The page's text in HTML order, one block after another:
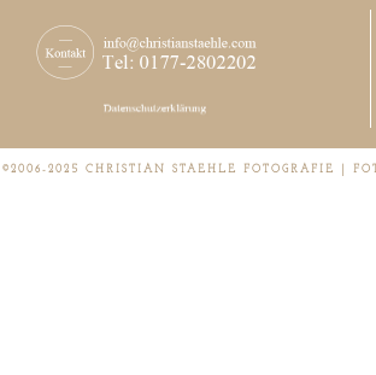
©2006-2025 CHRISTIAN STAEHLE FOTOGRAFIE |